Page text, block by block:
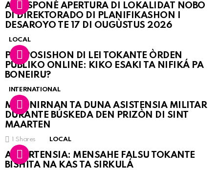
A POSPONÉ APERTURA DI LOKALIDAT NOBO
DI DIREKTORADO DI PLANIFIKASHON I
DESAROYO TE 17 DI OUGÙSTUS 2026
LOCAL
PROPOSISHON DI LEI TOKANTE ÒRDEN
PÚBLIKO ONLINE: KIKO ESAKI TA NIFIKÁ PA
BONEIRU?
INTERNATIONAL
MARINIRNAN TA DUNA ASISTENSIA MILITAR
DURANTE BÚSKEDA DEN PRIZÒN DI SINT
MAARTEN
1 Shares LOCAL
ATVERTENSIA: MENSAHE FALSU TOKANTE
BISHITA NA KAS TA SIRKULÁ